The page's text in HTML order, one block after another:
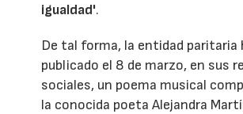
igualdad'.
De tal forma, la entidad paritaria
publicado el 8 de marzo, en sus
sociales, un poema musical
la conocida poeta Alejandra